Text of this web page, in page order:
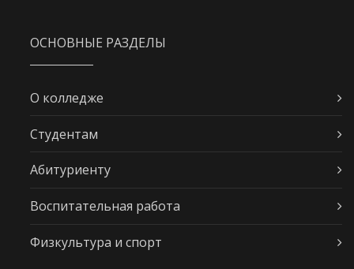
ОСНОВНЫЕ РАЗДЕЛЫ
О колледже
Студентам
Абитуриенту
Воспитательная работа
Физкультура и спорт